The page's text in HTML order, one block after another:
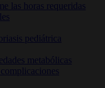
las horas requeridas
pediátrica
metabólicas